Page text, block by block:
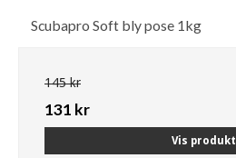
Scubapro Soft bly pose 1kg
145 kr
131 kr
Vis produkt